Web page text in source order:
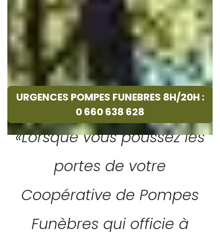
URGENCES POMPES FUNEBRES 8H/20H :
0 660 638 628
«Lorsque vous poussez les
portes de votre
Coopérative de Pompes
Funèbres qui officie à